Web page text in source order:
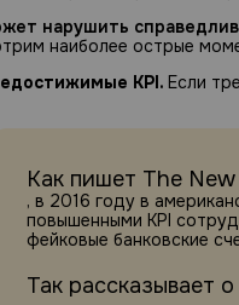
нарушить
наиболее острые
KPI. Если
Как пишет The
, в 2016 году в
повышенными KPI
фейковые банковские
Так рассказывает